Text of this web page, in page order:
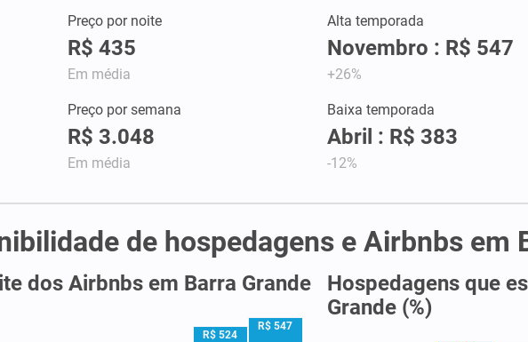
Preço por noite
R$ 435
Em média
Alta temporada
Novembro : R$ 547
+26%
Preço por semana
R$ 3.048
Em média
Baixa temporada
Abril : R$ 383
-12%
de hospedagens e Airbnbs em
dos Airbnbs em Barra Grande
R$ 524
R$ 547
Hospedagens que
Grande (%)